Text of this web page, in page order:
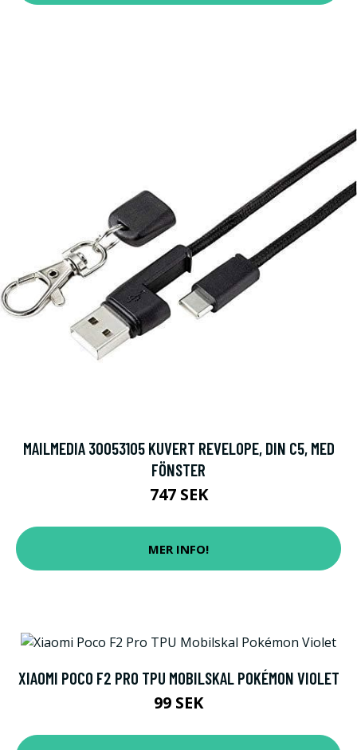
MAILMEDIA 30053105 KUVERT REVELOPE, DIN C5, MED
FÖNSTER
747 SEK
MER INFO!
XIAOMI POCO F2 PRO TPU MOBILSKAL POKÉMON VIOLET
99 SEK